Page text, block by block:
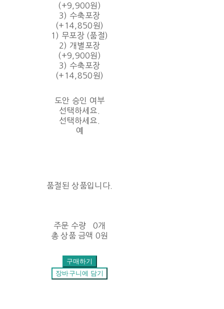
(+9,900원)
3) 수축포장
(+14,850원)
1) 무포장 (품절)
2) 개별포장
(+9,900원)
3) 수축포장
(+14,850원)
도안 승인 여부
선택하세요.
선택하세요.
예
품절된 상품입니다.
주문 수량
0개
총 상품 금액 0원
구매하기
장바구니에 담기